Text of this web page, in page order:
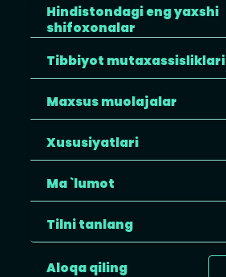
Hindistondagi eng yaxshi
shifoxonalar
Tibbiyot mutaxassisliklari
Maxsus muolajalar
Xususiyatlari
Ma `lumot
Tilni tanlang
Aloqa qiling